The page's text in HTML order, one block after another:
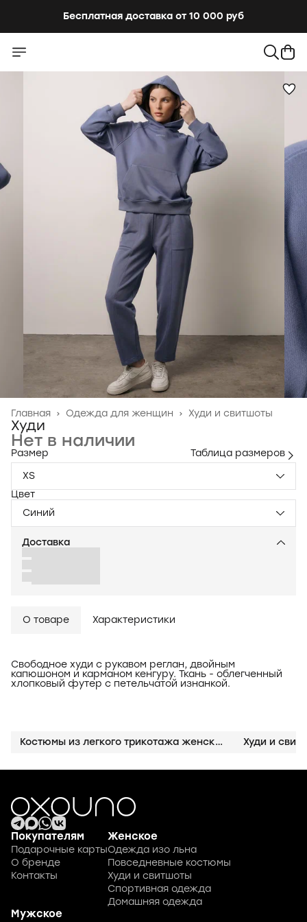
Бесплатная доставка от 10 000 руб
Худи и свитшоты
Одежда для женщин ›
Главная ›
Худи
Нет в наличии
Размер
Таблица размеров
XS
Цвет
Синий
Доставка
О товаре Характеристики
Свободное худи с рукавом реглан, двойным
капюшоном и карманом кенгуру. Ткань - облегченный
хлопковый футер с петельчатой изнанкой.
Костюмы из легкого трикотажа женские Худи и
Покупателям
Подарочные карты
О бренде
Контакты
Женское
Одежда изо льна
Повседневные костюмы
Худи и свитшоты
Спортивная одежда
Домашняя одежда
Мужское